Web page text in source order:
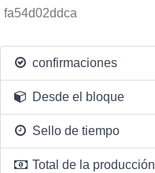
fa54d02ddca
confirmaciones
Desde el bloque
Sello de tiempo
Total de la producción